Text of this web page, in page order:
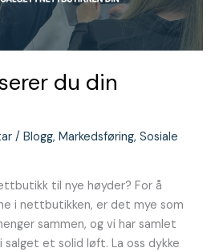
du din
/ Blogg, Markedsføring, Sosiale
til nye høyder? For å
i nettbutikken, er det mye som
sammen, og vi har samlet
et solid løft. La oss dykke